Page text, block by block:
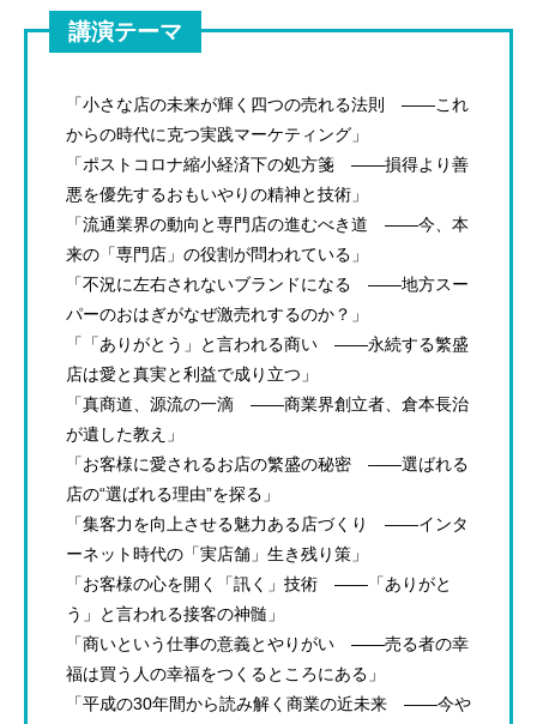
講演テーマ
「小さな店の未来が輝く四つの売れる法則 ――これ
からの時代に克つ実践マーケティング」
「ポストコロナ縮小経済下の処方箋 ――損得より善
悪を優先するおもいやりの精神と技術」
「流通業界の動向と専門店の進むべき道 ――今、本
来の「専門店」の役割が問われている」
「不況に左右されないブランドになる ――地方スー
パーのおはぎがなぜ激売れするのか？」
「「ありがとう」と言われる商い ――永続する繁盛
店は愛と真実と利益で成り立つ」
「真商道、源流の一滴 ――商業界創立者、倉本長治
が遺した教え」
「お客様に愛されるお店の繁盛の秘密 ――選ばれる
店の“選ばれる理由”を探る」
「集客力を向上させる魅力ある店づくり ――インタ
ーネット時代の「実店舗」生き残り策」
「お客様の心を開く「訊く」技術 ――「ありがと
う」と言われる接客の神髄」
「商いという仕事の意義とやりがい ――売る者の幸
福は買う人の幸福をつくるところにある」
「平成の30年間から読み解く商業の近未来 ――今や